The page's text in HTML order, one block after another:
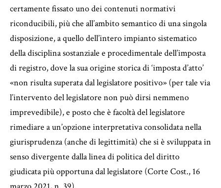
certamente fissato uno dei contenuti normativi
riconducibili, più che all’ambito semantico di una singola
disposizione, a quello dell’intero impianto sistematico
della disciplina sostanziale e procedimentale dell’imposta
di registro, dove la sua origine storica di ‘imposta d’atto’
«non risulta superata dal legislatore positivo» (per tale via
l’intervento del legislatore non può dirsi nemmeno
imprevedibile), e posto che è facoltà del legislatore
rimediare a un’opzione interpretativa consolidata nella
giurisprudenza (anche di legittimità) che si è sviluppata in
senso divergente dalla linea di politica del diritto
giudicata più opportuna dal legislatore (Corte Cost., 16